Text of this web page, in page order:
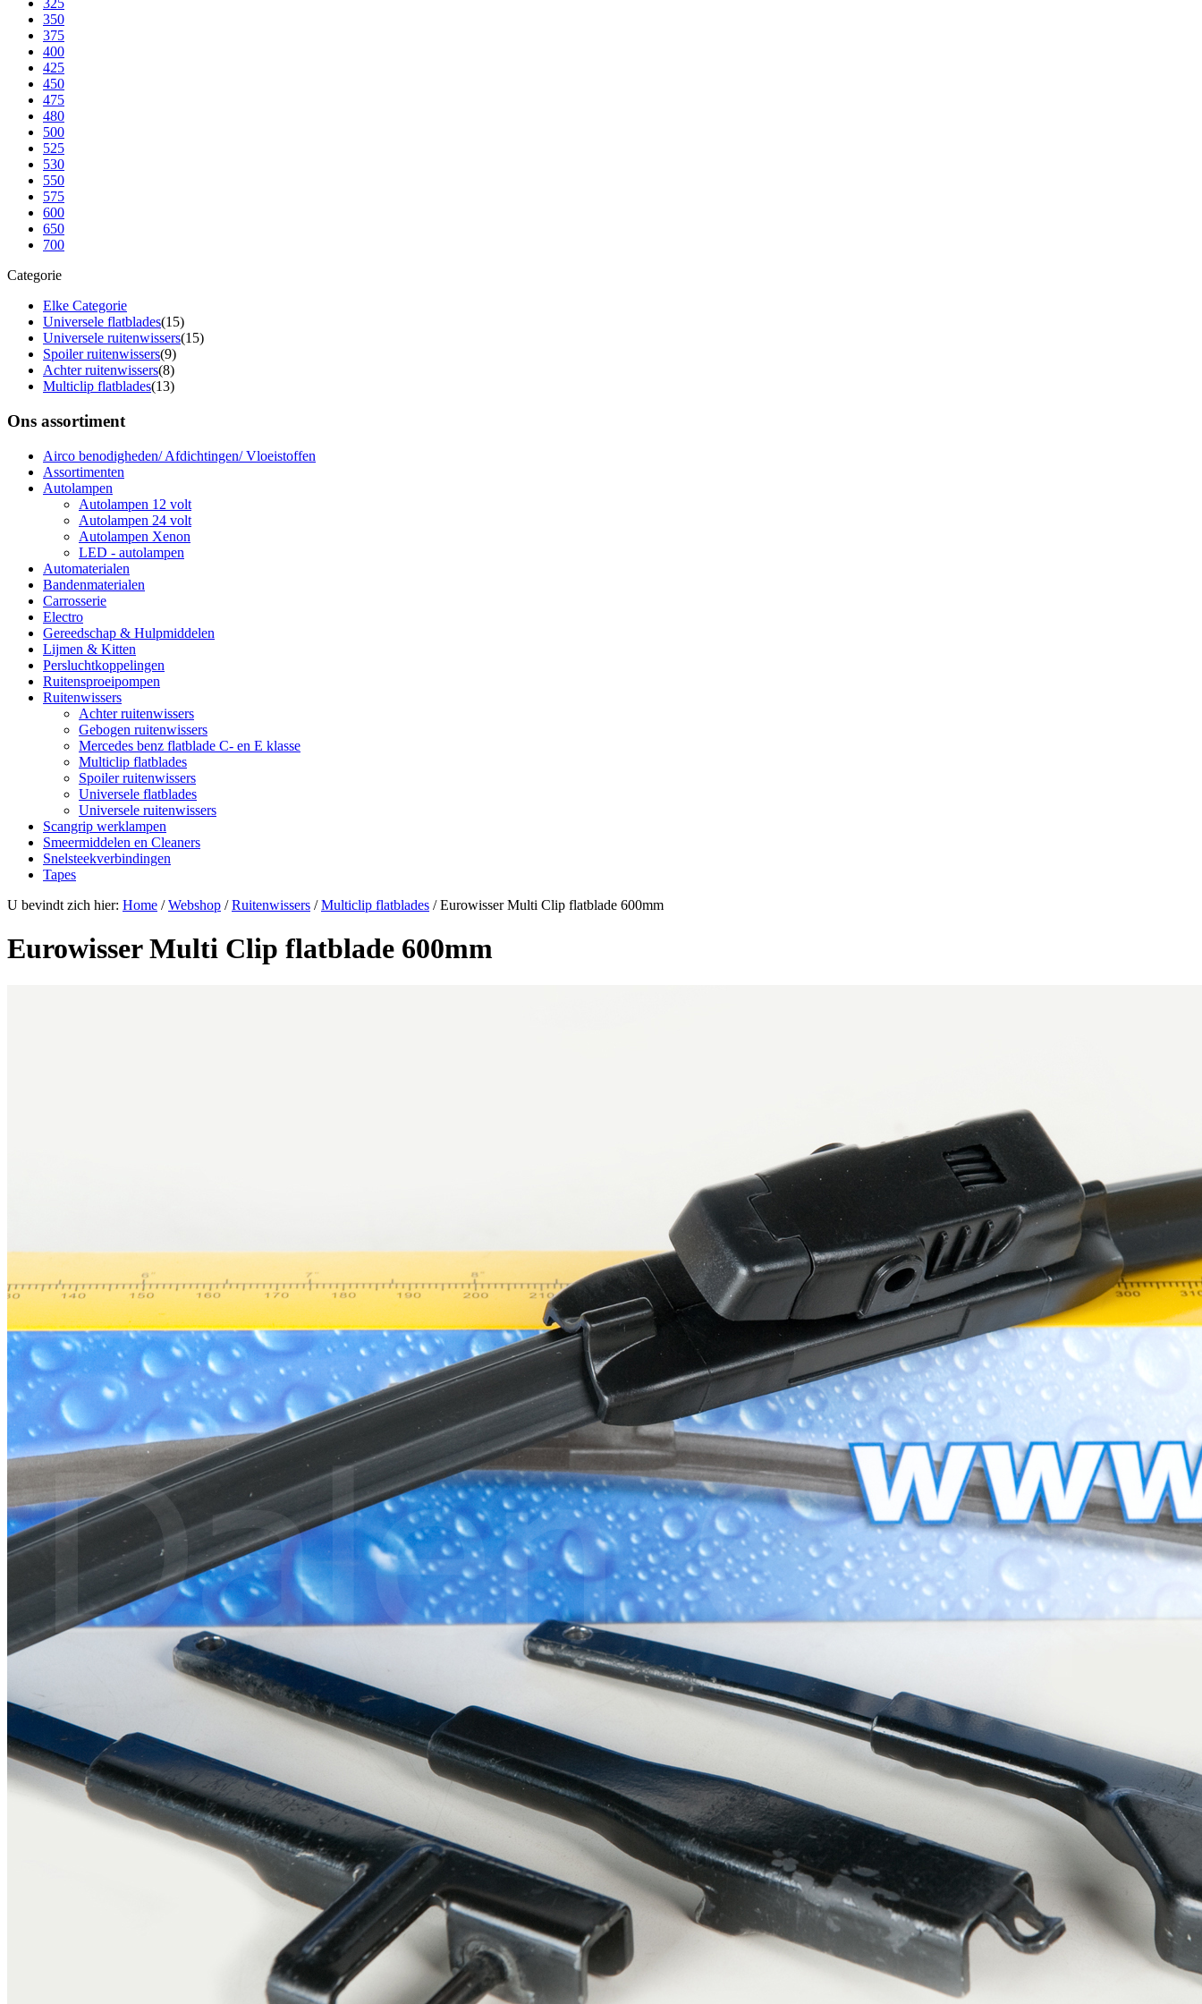
325
350
375
400
425
450
475
480
500
525
530
550
575
600
650
700
Categorie
Elke Categorie
Universele flatblades(15)
Universele ruitenwissers(15)
Spoiler ruitenwissers(9)
Achter ruitenwissers(8)
Multiclip flatblades(13)
Ons assortiment
Airco benodigheden/ Afdichtingen/ Vloeistoffen
Assortimenten
Autolampen
Autolampen 12 volt
Autolampen 24 volt
Autolampen Xenon
LED - autolampen
Automaterialen
Bandenmaterialen
Carrosserie
Electro
Gereedschap & Hulpmiddelen
Lijmen & Kitten
Persluchtkoppelingen
Ruitensproeipompen
Ruitenwissers
Achter ruitenwissers
Gebogen ruitenwissers
Mercedes benz flatblade C- en E klasse
Multiclip flatblades
Spoiler ruitenwissers
Universele flatblades
Universele ruitenwissers
Scangrip werklampen
Smeermiddelen en Cleaners
Snelsteekverbindingen
Tapes
U bevindt zich hier: Home /Webshop /Ruitenwissers /Multiclip flatblades /Eurowisser Multi Clip flatblade 600mm
Eurowisser Multi Clip flatblade 600mm